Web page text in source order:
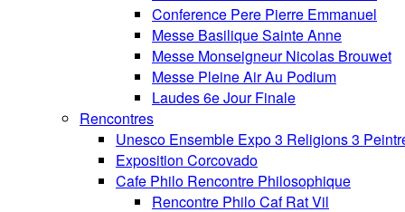
Conference Pere Pierre Emmanuel
Messe Basilique Sainte Anne
Messe Monseigneur Nicolas Brouwet
Messe Pleine Air Au Podium
Laudes 6e Jour Finale
Rencontres
Unesco Ensemble Expo 3 Religions 3
Exposition Corcovado
Cafe Philo Rencontre Philosophique
Rencontre Philo Caf Rat Vil